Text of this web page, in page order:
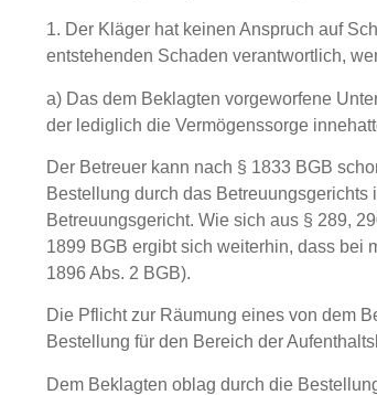
1. Der Kläger hat keinen Anspruch auf
entstehenden Schaden verantwortlich,
a) Das dem Beklagten vorgeworfene
der lediglich die Vermögenssorge
Der Betreuer kann nach § 1833 BGB
Bestellung durch das
Betreuungsgericht. Wie sich aus § 289,
1899 BGB ergibt sich weiterhin, dass bei
1896 Abs. 2 BGB).
Die Pflicht zur Räumung eines von dem
Bestellung für den Bereich der
Dem Beklagten oblag durch die